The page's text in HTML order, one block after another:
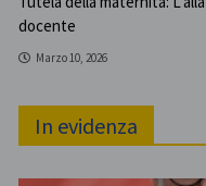
docente
Marzo 10, 2026
In evidenza